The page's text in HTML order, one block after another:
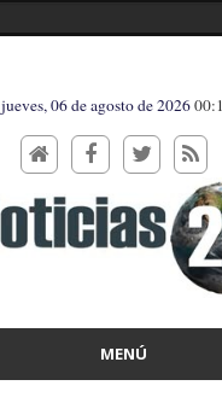
jueves, 06 de agosto de 2026
MENÚ